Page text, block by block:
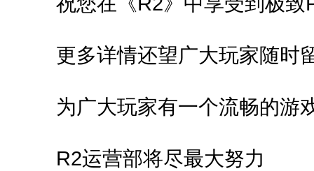
更多详情还望广大玩家随时
为广大玩家有一个流畅的游
R2运营部将尽最大努力